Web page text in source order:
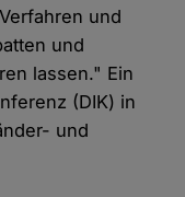
und
und
lassen." Ein
(DIK) in
und